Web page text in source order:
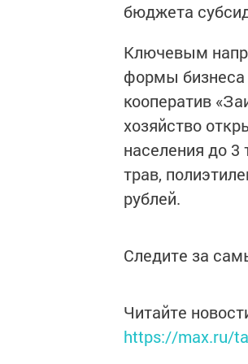
бюджета
Ключевым
формы бизнеса
кооператив
хозяйство
населения до
трав,
рублей.
Следите за
Читайте
https://max.ru/